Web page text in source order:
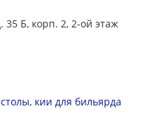
35 Б, корп. 2, 2-ой этаж